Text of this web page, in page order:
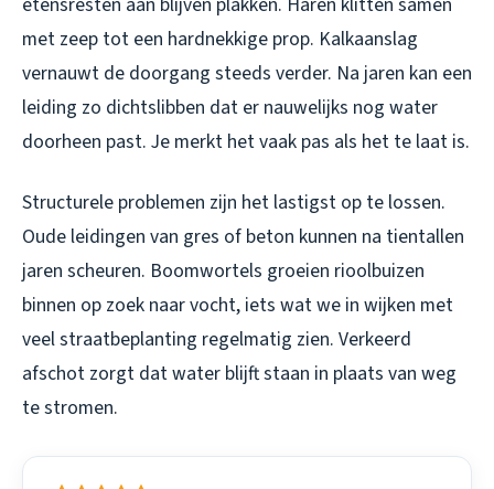
met zeep tot een hardnekkige prop. Kalkaanslag
vernauwt de doorgang steeds verder. Na jaren kan een
leiding zo dichtslibben dat er nauwelijks nog water
doorheen past. Je merkt het vaak pas als het te laat is.
Structurele problemen zijn het lastigst op te lossen.
Oude leidingen van gres of beton kunnen na tientallen
jaren scheuren. Boomwortels groeien rioolbuizen
binnen op zoek naar vocht, iets wat we in wijken met
veel straatbeplanting regelmatig zien. Verkeerd
afschot zorgt dat water blijft staan in plaats van weg
te stromen.